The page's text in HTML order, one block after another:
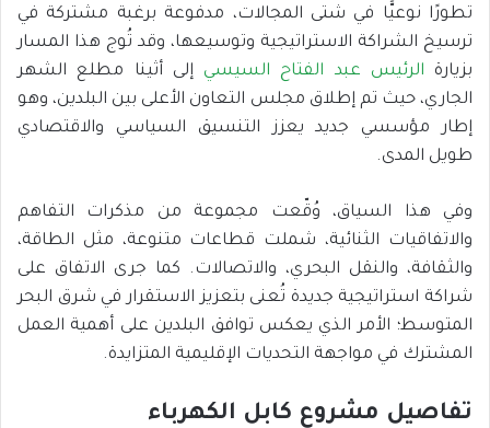
تطورًا نوعيًّا في شتى المجالات، مدفوعة برغبة مشتركة في
ترسيخ الشراكة الاستراتيجية وتوسيعها، وقد تُوج هذا المسار
بزيارة الرئيس عبد الفتاح السيسي إلى أثينا مطلع الشهر
الجاري، حيث تم إطلاق مجلس التعاون الأعلى بين البلدين، وهو
إطار مؤسسي جديد يعزز التنسيق السياسي والاقتصادي
طويل المدى.
وفي هذا السياق، وُقّعت مجموعة من مذكرات التفاهم
والاتفاقيات الثنائية، شملت قطاعات متنوعة، مثل الطاقة،
والثقافة، والنقل البحري، والاتصالات. كما جرى الاتفاق على
شراكة استراتيجية جديدة تُعنى بتعزيز الاستقرار في شرق البحر
المتوسط؛ الأمر الذي يعكس توافق البلدين على أهمية العمل
المشترك في مواجهة التحديات الإقليمية المتزايدة.
تفاصيل مشروع كابل الكهرباء